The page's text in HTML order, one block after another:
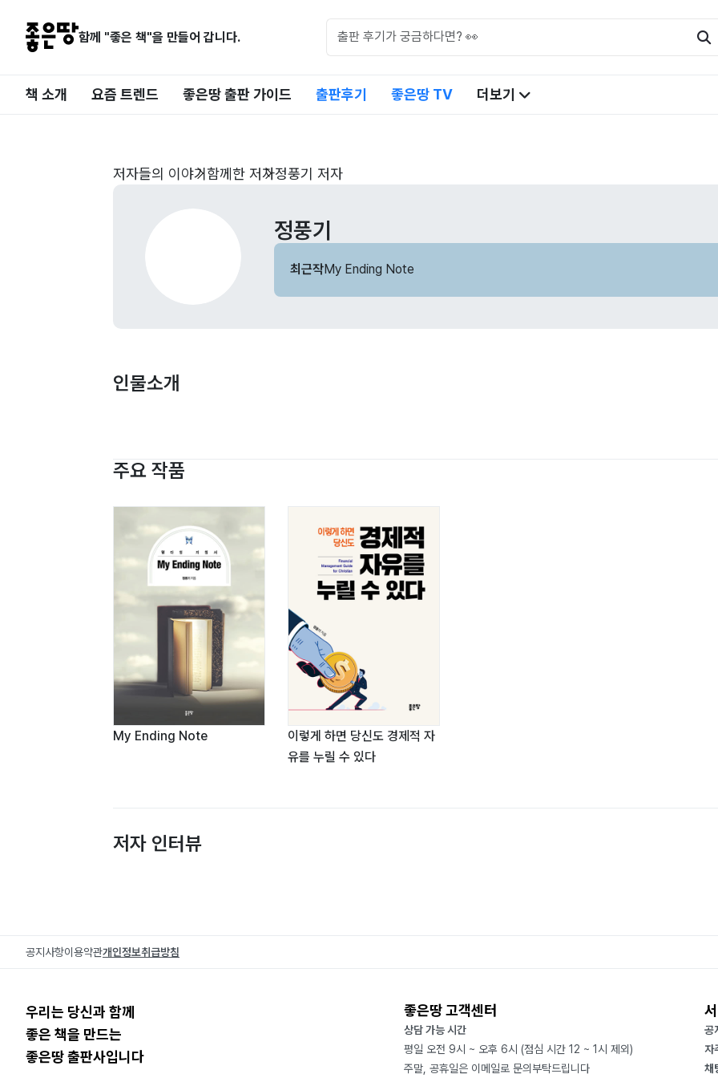
함께 "좋은 책"을 만들어 갑니다.
책 소개 요즘 트렌드 좋은땅 출판 가이드 출판후기 좋은땅 TV 더보기
저자들의 이야기 함께한 저자정풍기 저자
정풍기
최근작My Ending Note
인물소개
주요 작품
My Ending Note
이렇게 하면 당신도 경제적 자
유를 누릴 수 있다
저자 인터뷰
공지사항이용약관개인정보취급방침
우리는 당신과 함께
좋은 책을 만드는
좋은땅 출판사입니다
좋은땅 고객센터
상담 가능 시간
평일 오전 9시 ~ 오후 6시 (점심 시간 12 ~ 1시 제외)
주말, 공휴일은 이메일로 문의부탁드립니다
공
자
채